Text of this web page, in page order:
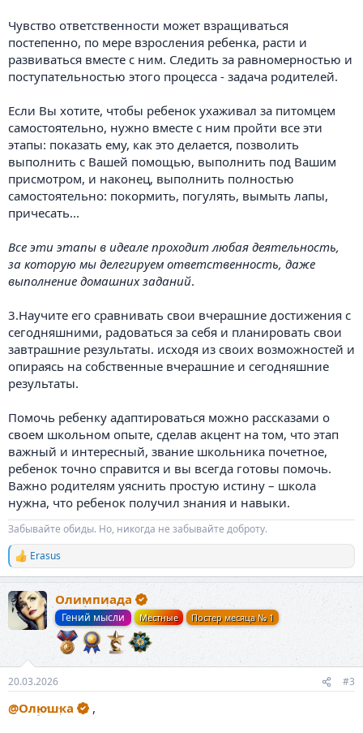
Чувство ответственности может взращиваться
постепенно, по мере взросления ребенка, расти и
развиваться вместе с ним. Следить за равномерностью и
поступательностью этого процесса - задача родителей.
Если Вы хотите, чтобы ребенок ухаживал за питомцем
самостоятельно, нужно вместе с ним пройти все эти
этапы: показать ему, как это делается, позволить
выполнить с Вашей помощью, выполнить под Вашим
присмотром, и наконец, выполнить полностью
самостоятельно: покормить, погулять, вымыть лапы,
причесать...
Все эти этапы в идеале проходит любая деятельность,
за которую мы делегируем ответственность, даже
выполнение домашних заданий.
3.Научите его сравнивать свои вчерашние достижения с
сегодняшними, радоваться за себя и планировать свои
завтрашние результаты. исходя из своих возможностей и
опираясь на собственные вчерашние и сегодняшние
результаты.
Помочь ребенку адаптироваться можно рассказами о
своем школьном опыте, сделав акцент на том, что этап
важный и интересный, звание школьника почетное,
ребенок точно справится и вы всегда готовы помочь.
Важно родителям уяснить простую истину – школа
нужна, что ребенок получил знания и навыки.
Забывайте обиды. Но, никогда не забывайте доброту.
Р
е
к
ц
Erasus
Олимпиада
Гений мысли Местные Постер месяца № 1
20.03.2026 #3
@Олюшка ,